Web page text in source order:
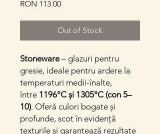
RON 113.00Price
Out of Stock
Stoneware– glazuri pentru
gresie, ideale pentru ardere la
temperaturi medii-înalte,
între 1196°C și 1305°C (con 5–
10). Oferă culori bogate și
profunde, scot în evidență
texturile și garantează rezultate